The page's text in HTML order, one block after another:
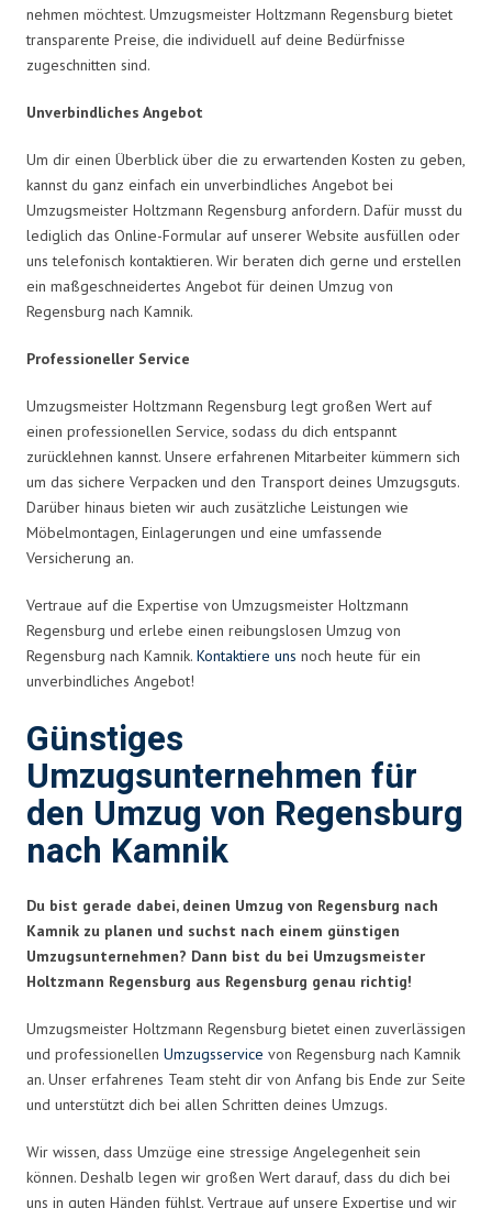
nehmen möchtest. Umzugsmeister Holtzmann Regensburg bietet
transparente Preise, die individuell auf deine Bedürfnisse
zugeschnitten sind.
Unverbindliches Angebot
Um dir einen Überblick über die zu erwartenden Kosten zu geben,
kannst du ganz einfach ein unverbindliches Angebot bei
Umzugsmeister Holtzmann Regensburg anfordern. Dafür musst du
lediglich das Online-Formular auf unserer Website ausfüllen oder
uns telefonisch kontaktieren. Wir beraten dich gerne und erstellen
ein maßgeschneidertes Angebot für deinen Umzug von
Regensburg nach Kamnik.
Professioneller Service
Umzugsmeister Holtzmann Regensburg legt großen Wert auf
einen professionellen Service, sodass du dich entspannt
zurücklehnen kannst. Unsere erfahrenen Mitarbeiter kümmern sich
um das sichere Verpacken und den Transport deines Umzugsguts.
Darüber hinaus bieten wir auch zusätzliche Leistungen wie
Möbelmontagen, Einlagerungen und eine umfassende
Versicherung an.
Vertraue auf die Expertise von Umzugsmeister Holtzmann
Regensburg und erlebe einen reibungslosen Umzug von
Regensburg nach Kamnik. Kontaktiere uns noch heute für ein
unverbindliches Angebot!
Günstiges
Umzugsunternehmen für
den Umzug von Regensburg
nach Kamnik
Du bist gerade dabei, deinen Umzug von Regensburg nach
Kamnik zu planen und suchst nach einem günstigen
Umzugsunternehmen? Dann bist du bei Umzugsmeister
Holtzmann Regensburg aus Regensburg genau richtig!
Umzugsmeister Holtzmann Regensburg bietet einen zuverlässigen
und professionellen Umzugsservice von Regensburg nach Kamnik
an. Unser erfahrenes Team steht dir von Anfang bis Ende zur Seite
und unterstützt dich bei allen Schritten deines Umzugs.
Wir wissen, dass Umzüge eine stressige Angelegenheit sein
können. Deshalb legen wir großen Wert darauf, dass du dich bei
uns in guten Händen fühlst. Vertraue auf unsere Expertise und wir